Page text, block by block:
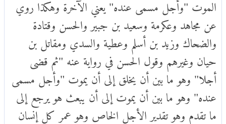
عن مجاهد وعكرمة وسعيد بن جبير والحسن وقتادة
والضحاك وزيد بن أسلم وعطية والسدي ومقاتل بن
حيان وغيرهم وقول الحسن في رواية عنه "ثم قضى
أجلا" وهو ما بين أن يخلق إلى أن يموت "وأجل مسمى
عنده" وهو ما بين أن يموت إلى أن يبعث هو يرجع إلى
ما تقدم وهو تقدير الأجل الخاص وهو عمر كل إنسان